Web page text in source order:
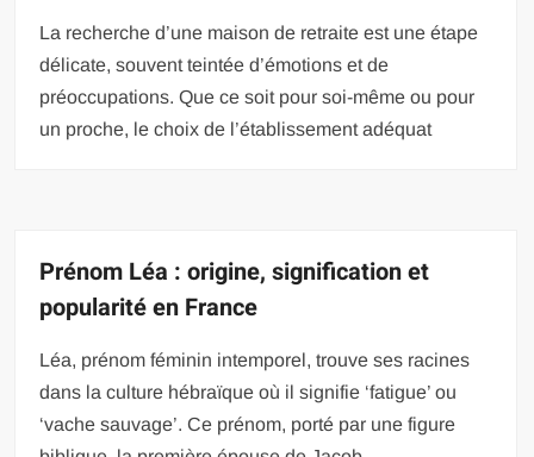
La recherche d’une maison de retraite est une étape
délicate, souvent teintée d’émotions et de
préoccupations. Que ce soit pour soi-même ou pour
un proche, le choix de l’établissement adéquat
Prénom Léa : origine, signification et
popularité en France
Léa, prénom féminin intemporel, trouve ses racines
dans la culture hébraïque où il signifie ‘fatigue’ ou
‘vache sauvage’. Ce prénom, porté par une figure